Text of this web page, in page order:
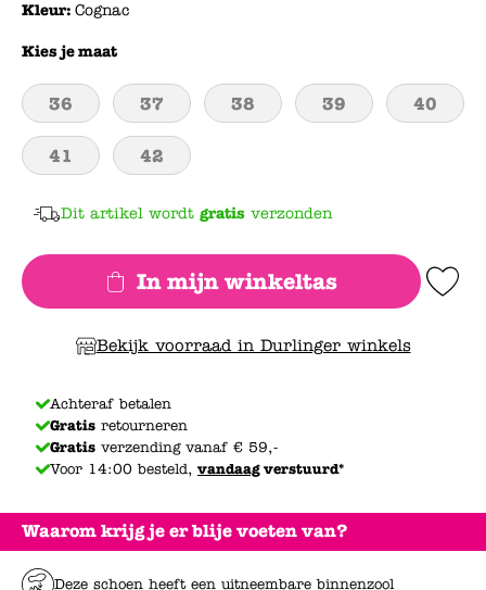
Waarom krijg je er blije voeten van?
Deze schoen heeft een uitneembare binnenzool
Kleur: Cognac
Kies je maat
36 37 38 39 40
41 42
Dit artikel wordt gratis verzonden
In mijn winkeltas Add to
Bekijk voorraad in Durlinger winkels
Achteraf betalen
Gratis retourneren
Gratis verzending vanaf € 59,-
Voor 14:00 besteld, vandaagverstuurd*